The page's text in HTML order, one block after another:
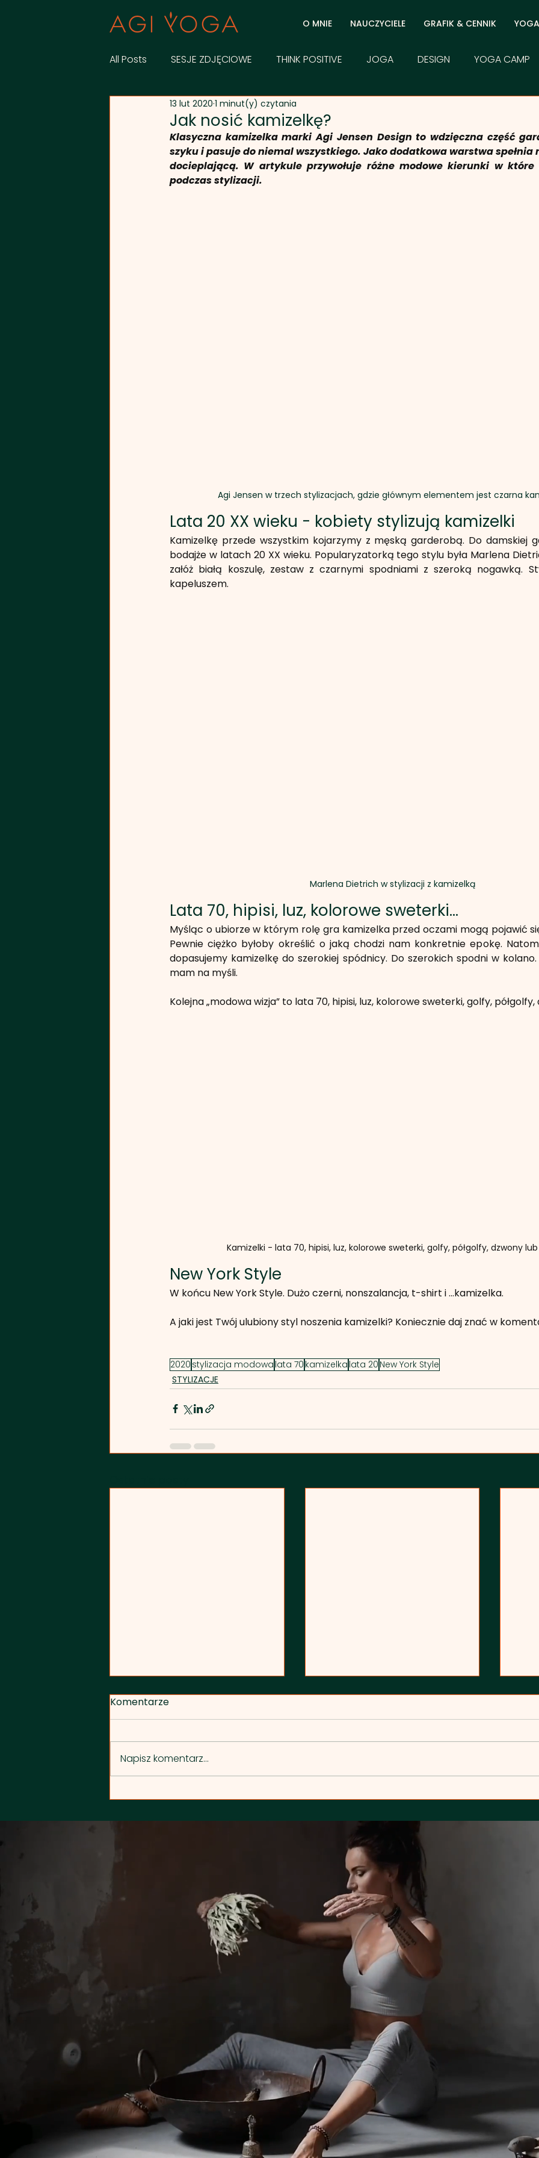
O MNIE NAUCZYCIELE GRAFIK & CENNIK YOGA
All Posts SESJE ZDJĘCIOWE THINK POSITIVE JOGA DESIGN YOGA CAMP
STYLIZACJE KOLEKCJA
Jak nosić kamizelkę?
13 lut 2020 1 minut(y) czytania
Klasyczna kamizelka marki Agi Jensen Design to wdzięczna część
szyku i pasuje do niemal wszystkiego. Jako dodatkowa warstwa spełnia
docieplającą. W artykule przywołuje różne modowe kierunki w które
podczas stylizacji.
Agi Jensen w trzech stylizacjach, gdzie głównym elementem jest czarna
Lata 20 XX wieku - kobiety stylizują kamizelki
Kamizelkę przede wszystkim kojarzymy z męską garderobą. Do damskiej
bodajże w latach 20 XX wieku. Popularyzatorką tego stylu była Marlena
załóż białą koszulę, zestaw z czarnymi spodniami z szeroką nogawką.
kapeluszem.
Marlena Dietrich w stylizacji z kamizelką
Lata 70, hipisi, luz, kolorowe sweterki...
Myśląc o ubiorze w którym rolę gra kamizelka przed oczami mogą pojawić
Pewnie ciężko byłoby określić o jaką chodzi nam konkretnie epokę.
dopasujemy kamizelkę do szerokiej spódnicy. Do szerokich spodni w
mam na myśli.
Kolejna „modowa wizja” to lata 70, hipisi, luz, kolorowe sweterki, golfy,
Kamizelki - lata 70, hipisi, luz, kolorowe sweterki, golfy, półgolfy, dzwony
New York Style
W końcu New York Style. Dużo czerni, nonszalancja, t-shirt i …kamizelka.
A jaki jest Twój ulubiony styl noszenia kamizelki? Koniecznie daj znać w
2020 stylizacja modowa lata 70 kamizelka lata 20 New York Style
STYLIZACJE
Sztruks - sentymentalna
Pasek jako element
Komentarze
Napisz komentarz...